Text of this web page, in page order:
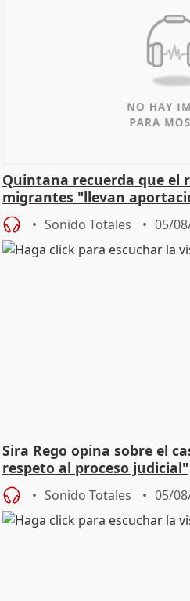
Quintana recuerda que el
migrantes "llevan
central
Sonido Totales 05/
Sira Rego opina sobre el
respeto al proceso judicial"
Sonido Totales 05/